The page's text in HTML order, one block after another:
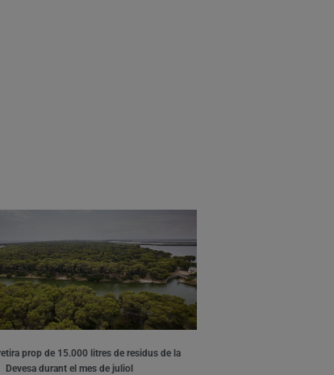
prop de 15.000 litres de residus de la
Devesa durant el mes de juliol